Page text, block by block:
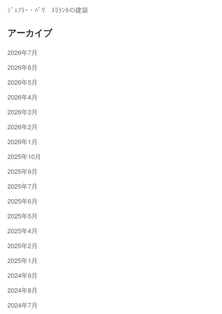
ｼﾞｪﾌﾘｰ・ﾊﾞﾜ ｽﾘﾗﾝｶの建築
アーカイブ
2026年7月
2026年6月
2026年5月
2026年4月
2026年3月
2026年2月
2026年1月
2025年10月
2025年9月
2025年7月
2025年6月
2025年5月
2025年4月
2025年2月
2025年1月
2024年9月
2024年8月
2024年7月